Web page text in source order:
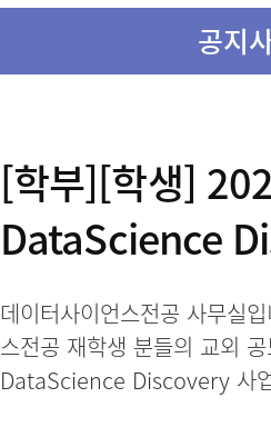
공지
[학부][학생]
DataScience
신청 안내(~26/
까지)
데이터사이언스전공 사무실
스전공 재학생 분들의 교외
DataScience Discovery 사